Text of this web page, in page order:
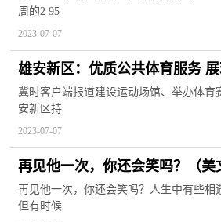
周的2 95
2023-07-07
雄安新区：优质公共体育服务
象
冀时客户端报道建设运动场馆、举办体育
安新区持
2023-07-07
再见他一次，你还会笑吗？（美
再见他一次，你还会笑吗？人生中有些相
但有时候